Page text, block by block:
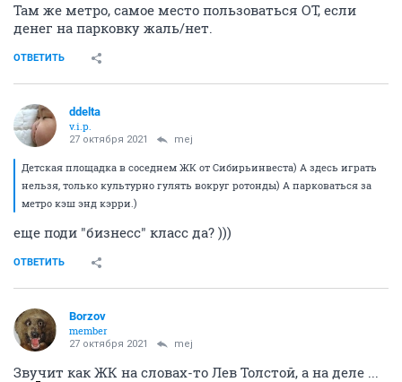
Там же метро, самое место пользоваться ОТ, если
денег на парковку жаль/нет.
ОТВЕТИТЬ
ddelta
v.i.p.
27 октября 2021 mej
Детская площадка в соседнем ЖК от Сибирьинвеста) А здесь играть
нельзя, только культурно гулять вокруг ротонды) А парковаться за
метро кэш энд кэрри.)
еще поди "бизнесс" класс да? )))
ОТВЕТИТЬ
Borzov
member
27 октября 2021 mej
Звучит как ЖК на словах-то Лев Толстой, а на деле ...